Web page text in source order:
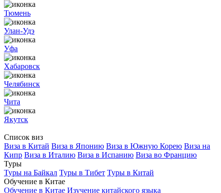
Тюмень
Улан-Удэ
Уфа
Хабаровск
Челябинск
Чита
Якутск
Список виз
Виза в Китай Виза в Японию Виза в Южную Корею Виза на
Кипр Виза в Италию Виза в Испанию Виза во Францию
Туры
Туры на Байкал Туры в Тибет Туры в Китай
Обучение в Китае
Обучение в Китае Изучение китайского языка